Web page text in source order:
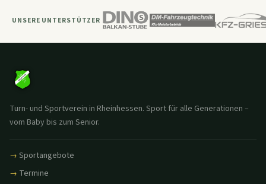
UNSERE UNTERSTÜTZER
Turn- und Sportverein in Rheinhessen. Sport für alle Generationen –
vom Baby bis zum Senior.
Sportangebote
Termine